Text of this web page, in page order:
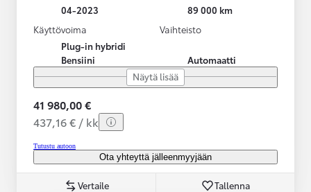
04-2023
89 000 km
Käyttövoima
Plug-in hybridi
Bensiini
Vaihteisto
Automaatti
Näytä lisää
41 980,00 €
437,16 € / kk
Tutustu autoon
Ota yhteyttä jälleenmyyjään
Vertaile Tallenna